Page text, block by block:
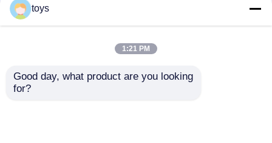
Centre d'entraînement de jardin
d'enfants mini toboggan en
plastique ensemble de bon
pirce équipement de terrain de
jeu en plein air jouets
toys
1:21 PM
Good day, what product are you looking
for?